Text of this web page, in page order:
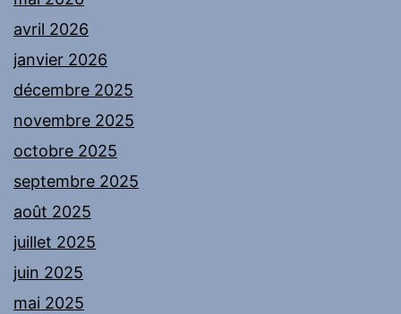
avril 2026
janvier 2026
décembre 2025
novembre 2025
octobre 2025
septembre 2025
août 2025
juillet 2025
juin 2025
mai 2025